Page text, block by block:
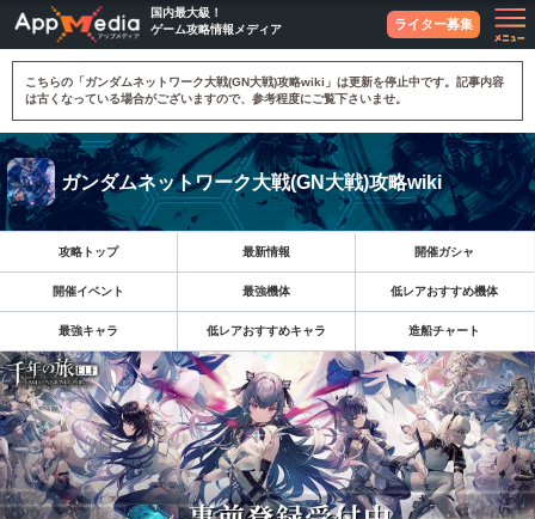
国内最大級！
ゲーム攻略情報メディア
ライター募集
こちらの「ガンダムネットワーク大戦(GN大戦)攻略wiki」は更新を停止中です。記事内容
は古くなっている場合がございますので、参考程度にご覧下さいませ。
ガンダムネットワーク大戦(GN大戦)攻略wiki
攻略トップ 最新情報 開催ガシャ
開催イベント 最強機体 低レアおすすめ機体
最強キャラ 低レアおすすめキャラ 造船チャート